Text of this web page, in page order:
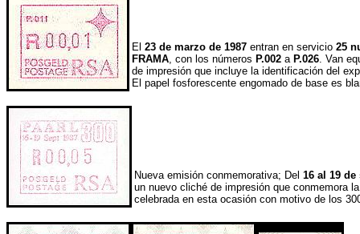
El 23 de marzo de 1987 entran en servicio 25
FRAMA, con los números P.002 a P.026. Van
de impresión que incluye la identificación del
El papel fosforescente engomado de base es
Nueva emisión conmemorativa; Del 16 al 19 de
un nuevo cliché de impresión que conmemora
celebrada en esta ocasión con motivo de los